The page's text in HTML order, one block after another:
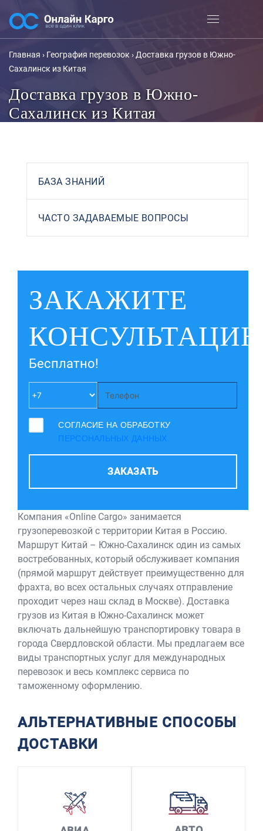
Главная › География перевозок › Доставка грузов в Южно-
Сахалинск из Китая
Доставка грузов в Южно-
Сахалинск из Китая
Компания «Online Cargo» занимается
грузоперевозкой с территории Китая в Россию.
Маршрут Китай – Южно-Сахалинск один из самых
востребованных, который обслуживает компания
(прямой маршрут действует преимущественно для
фрахта, во всех остальных случаях отправление
проходит через наш склад в Москве). Доставка
грузов из Китая в Южно-Сахалинск может
включать дальнейшую транспортировку товара в
города Свердловской области. Мы предлагаем все
виды транспортных услуг для международных
перевозок и весь комплекс сервиса по
таможенному оформлению.
АЛЬТЕРНАТИВНЫЕ СПОСОБЫ
ДОСТАВКИ
БАЗА ЗНАНИЙ
ЧАСТО ЗАДАВАЕМЫЕ ВОПРОСЫ
ЗАКАЖИТЕ
Бесплатно!
СОГЛАСИЕ НА ОБРАБОТКУ
ПЕРСОНАЛЬНЫХ ДАННЫХ.
ЗАКАЗАТЬ